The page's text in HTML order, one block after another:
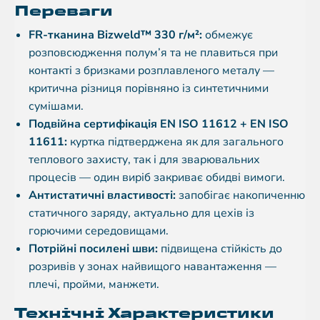
Переваги
FR-тканина Bizweld™ 330 г/м²:обмежує
розповсюдження полум’я та не плавиться при
контакті з бризками розплавленого металу —
критична різниця порівняно із синтетичними
сумішами.
Подвійна сертифікація EN ISO 11612 + EN ISO
11611: куртка підтверджена як для загального
теплового захисту, так і для зварювальних
процесів — один виріб закриває обидві вимоги.
Антистатичні властивості:запобігає накопиченню
статичного заряду, актуально для цехів із
горючими середовищами.
Потрійні посилені шви: підвищена стійкість до
розривів у зонах найвищого навантаження —
плечі, пройми, манжети.
Технічні Характеристики